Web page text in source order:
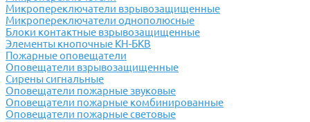
Микропереключатели взрывозащищенные
Микропереключатели однополюсные
Блоки контактные взрывозащищенные
Элементы кнопочные КН-БКВ
Пожарные оповещатели
Оповещатели взрывозащищенные
Сирены сигнальные
Оповещатели пожарные звуковые
Оповещатели пожарные комбинированные
Оповещатели пожарные световые